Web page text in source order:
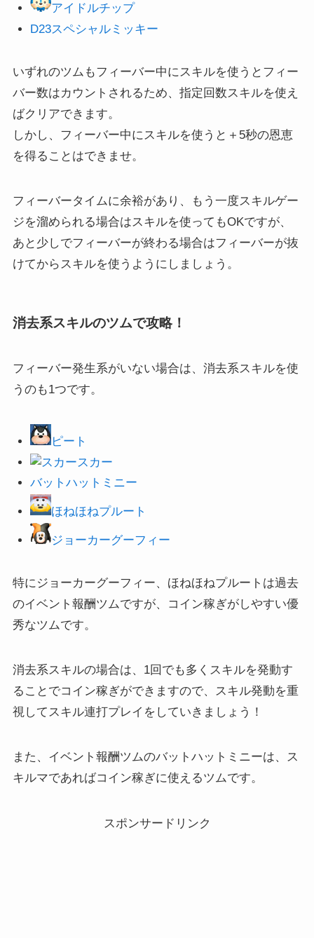
アイドルチップ
D23スペシャルミッキー
いずれのツムもフィーバー中にスキルを使うとフィー
バー数はカウントされるため、指定回数スキルを使え
ばクリアできます。
しかし、フィーバー中にスキルを使うと＋5秒の恩恵
を得ることはできませ。
フィーバータイムに余裕があり、もう一度スキルゲー
ジを溜められる場合はスキルを使ってもOKですが、
あと少しでフィーバーが終わる場合はフィーバーが抜
けてからスキルを使うようにしましょう。
消去系スキルのツムで攻略！
フィーバー発生系がいない場合は、消去系スキルを使
うのも1つです。
ピート
スカー
バットハットミニー
ほねほねプルート
ジョーカーグーフィー
特にジョーカーグーフィー、ほねほねプルートは過去
のイベント報酬ツムですが、コイン稼ぎがしやすい優
秀なツムです。
消去系スキルの場合は、1回でも多くスキルを発動す
ることでコイン稼ぎができますので、スキル発動を重
視してスキル連打プレイをしていきましょう！
また、イベント報酬ツムのバットハットミニーは、ス
キルマであればコイン稼ぎに使えるツムです。
スポンサードリンク